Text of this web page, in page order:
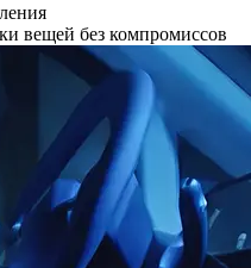
вещей без компромиссов